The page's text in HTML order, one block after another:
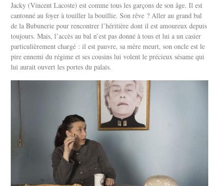
Jacky (Vincent Lacoste) est comme tous les garçons de son âge. Il est
cantonné au foyer à touiller la bouillie. Son rêve ? Aller au grand bal
de la Bubunerie pour rencontrer l’héritière dont il est amoureux depuis
toujours. Mais, l’accès au bal n’est pas donné à tous et lui a un casier
particulièrement chargé : il est pauvre, sa mère meurt, son oncle est le
pire ennemi du régime et ses cousins lui volent le précieux sésame qui
lui aurait ouvert les portes du palais.